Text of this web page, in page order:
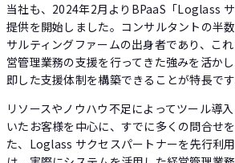
当社も、2024年2月よりBPaaS「Loglass
提供を開始しました。コンサルタントの半
サルティングファームの出身者であり、こ
営管理業務の支援を行ってきた強みを活か
即した支援体制を構築できることが特長です
リソースやノウハウ不足によってツール導
いたお客様を中心に、すでに多くの問合せ
た、Loglass サクセスパートナーを先行利